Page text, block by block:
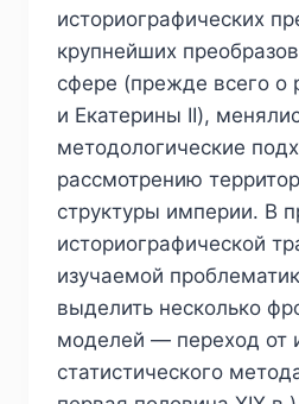
историографических
крупнейших
сфере (прежде всего о
и Екатерины II),
методологические
рассмотрению
структуры империи. В
историографической
изучаемой
выделить несколько
моделей — переход от
статистического